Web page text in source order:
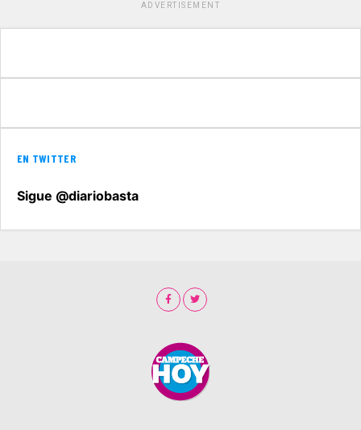
ADVERTISEMENT
EN TWITTER
Sigue @diariobasta